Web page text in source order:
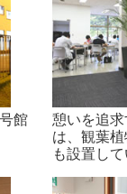
館
憩いを追
は、観葉
も設置して